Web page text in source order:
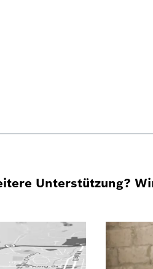
Unterstützung?